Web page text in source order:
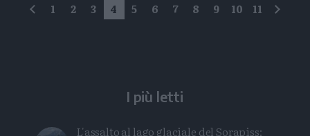
precedente
1 2 3 4 5 6 7 8 9 10 11
I più letti
L'assalto al lago glaciale del Sorapiss: